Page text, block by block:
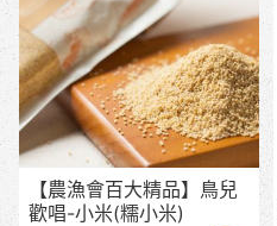
【農漁會百大精品】鳥兒
歡唱-小米(糯小米)